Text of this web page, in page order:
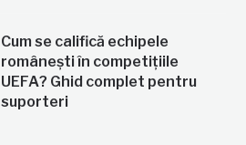
Cum se califică echipele
românești în competițiile
UEFA? Ghid complet pentru
suporteri